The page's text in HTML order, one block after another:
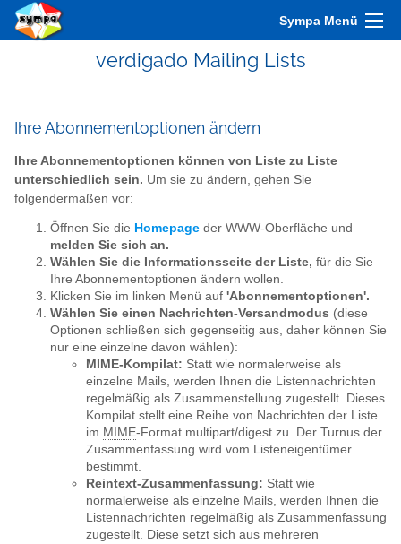
Sympa Menü
verdigado Mailing Lists
Ihre Abonnementoptionen ändern
Ihre Abonnementoptionen können von Liste zu Liste
unterschiedlich sein. Um sie zu ändern, gehen Sie
folgendermaßen vor:
Öffnen Sie die Homepage der WWW-Oberfläche und
melden Sie sich an.
Wählen Sie die Informationsseite der Liste, für die Sie
Ihre Abonnementoptionen ändern wollen.
Klicken Sie im linken Menü auf 'Abonnementoptionen'.
Wählen Sie einen Nachrichten-Versandmodus (diese
Optionen schließen sich gegenseitig aus, daher können Sie
nur eine einzelne davon wählen):
MIME-Kompilat: Statt wie normalerweise als
einzelne Mails, werden Ihnen die Listennachrichten
regelmäßig als Zusammenstellung zugestellt. Dieses
Kompilat stellt eine Reihe von Nachrichten der Liste
im MIME-Format multipart/digest zu. Der Turnus der
Zusammenfassung wird vom Listeneigentümer
bestimmt.
Reintext-Zusammenfassung: Statt wie
normalerweise als einzelne Mails, werden Ihnen die
Listennachrichten regelmäßig als Zusammenfassung
zugestellt. Diese setzt sich aus mehreren